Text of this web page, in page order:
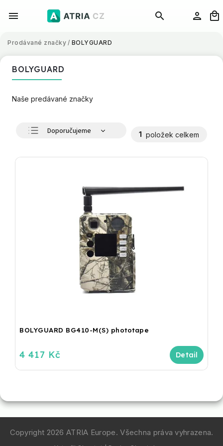
Prodávané značky / BOLYGUARD
BOLYGUARD
Naše predávané značky
Doporučujeme
1 položek celkem
BOLYGUARD BG410-M(S) phototape
4 417 Kč
Copyright 2026ATRIA Europe. Všechna práva vyhrazena.